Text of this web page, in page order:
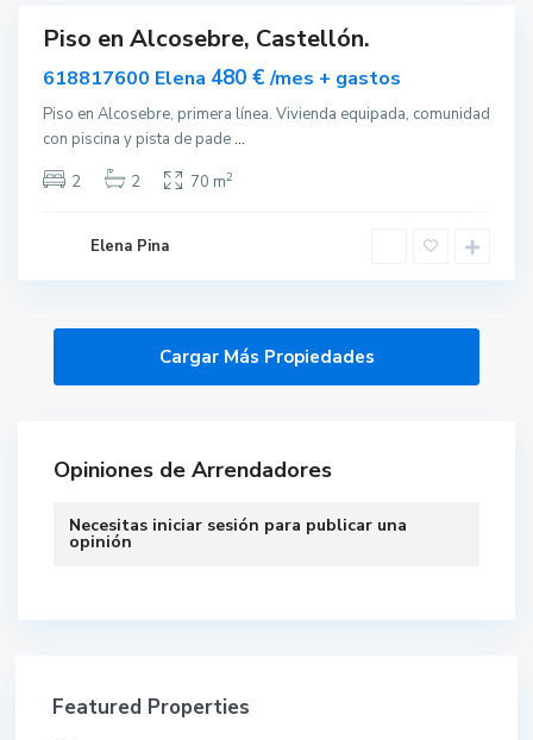
Destacado
Piso en Alcosebre, Castellón.
618817600 Elena 480 €/mes + gastos
Piso en Alcosebre, primera línea. Vivienda equipada, comunidad
con piscina y pista de pade...
2
2 70 m2
Elena Pina
Opiniones de Arrendadores
Necesitas iniciar sesión para publicar una
opinión
Featured Properties